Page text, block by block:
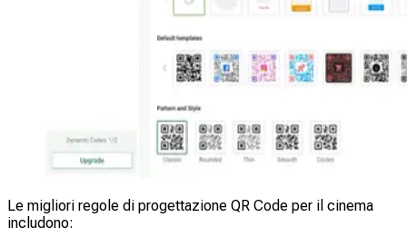
Le migliori regole di progettazione QR Code per il cinema
includono: